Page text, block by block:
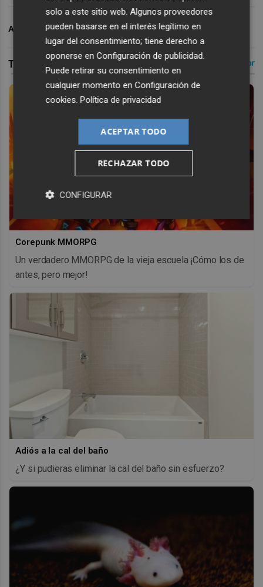
ARCHIVADO EN BALONCESTO POLIDEPORTIVO
Corepunk MMORPG
Un verdadero MMORPG de la vieja escuela ¡Cómo los de
antes, pero mejor!
Adiós a la cal del baño
¿Y si pudieras eliminar la cal del baño sin esfuerzo?
solo a este sitio web. Algunos proveedores
pueden basarse en el interés legítimo en
lugar del consentimiento; tiene derecho a
oponerse enConfiguración de publicidad
Puede retirar su consentimiento en
cualquier momento enConfiguración de
cookies .Política de privacidad
ACEPTAR TODO
RECHAZAR TODO
CONFIGURAR